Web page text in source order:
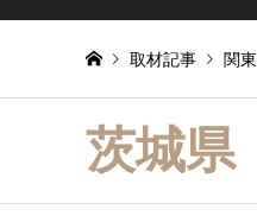
取材記事 関東
茨城県